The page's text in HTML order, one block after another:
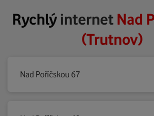
Rychlýinternet Nad
(Trutnov)
Nad Poříčskou 67